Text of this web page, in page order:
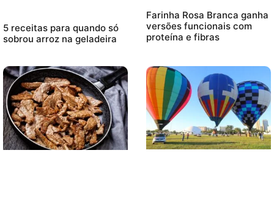
5 receitas para quando só
sobrou arroz na geladeira
Farinha Rosa Branca ganha
versões funcionais com
proteína e fibras